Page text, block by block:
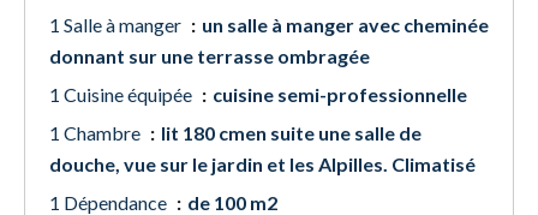
1 Salle à manger
un salle à manger avec cheminée
donnant sur une terrasse ombragée
1 Cuisine équipée
cuisine semi-professionnelle
1 Chambre
lit 180 cmen suite une salle de
douche, vue sur le jardin et les Alpilles. Climatisé
1 Dépendance
de 100 m2